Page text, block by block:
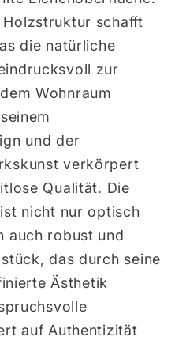
schafft
die natürliche
zur
Wohnraum
und der
verkörpert
Qualität. Die
nicht nur optisch
auch robust und
das durch seine
Ästhetik
auf Authentizität